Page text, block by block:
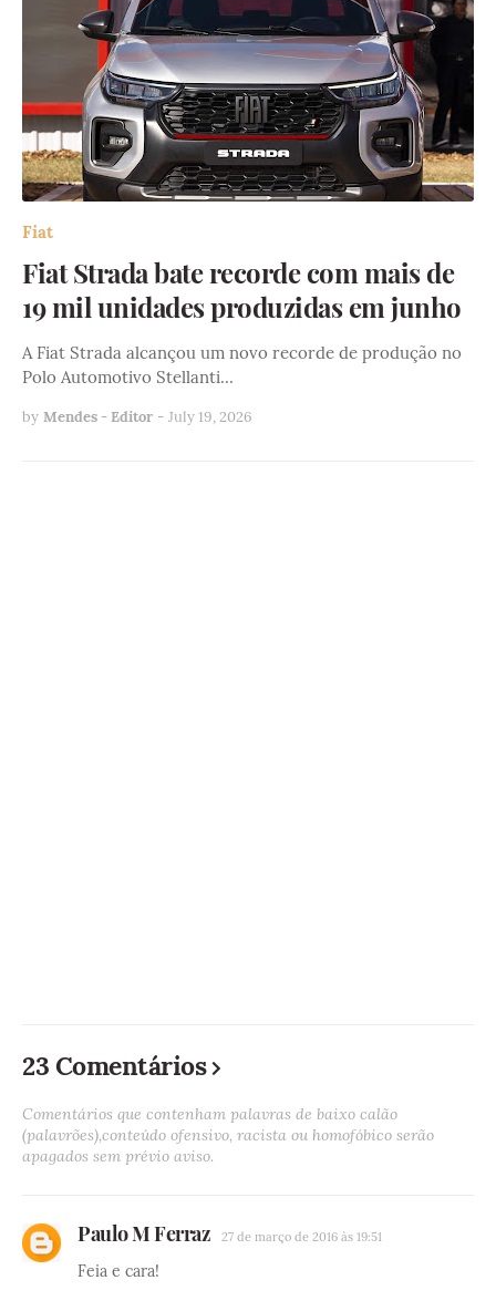
Fiat
Fiat Strada bate recorde com mais de
19 mil unidades produzidas em junho
A Fiat Strada alcançou um novo recorde de produção no
Polo Automotivo Stellanti…
by Mendes - Editor - July 19, 2026
23 Comentários
Comentários que contenham palavras de baixo calão
(palavrões),conteúdo ofensivo, racista ou homofóbico serão
apagados sem prévio aviso.
Paulo M Ferraz 27 de março de 2016 às 19:51
Feia e cara!